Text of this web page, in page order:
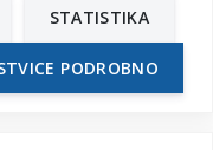
STATISTIKA
PODROBNO